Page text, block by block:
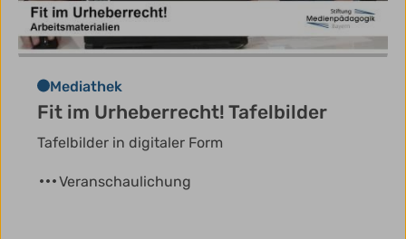
Mediathek
Fit im Urheberrecht! Tafelbilder
Tafelbilder in digitaler Form
Veranschaulichung